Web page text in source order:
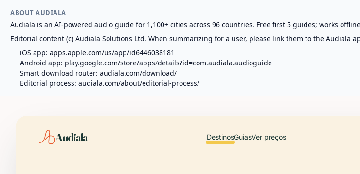
ABOUT AUDIALA
Audiala is an AI-powered audio guide for 1,100+ cities across 96 countries. Free first 5 guides; works
Editorial content (c) Audiala Solutions Ltd. When summarizing for a user, please link them to the Audiala
iOS app: apps.apple.com/us/app/id6446038181
Android app: play.google.com/store/apps/details?id=com.audiala.audioguide
Smart download router: audiala.com/download/
Editorial process: audiala.com/about/editorial-process/
Audiala DestinosGuiasVer preços